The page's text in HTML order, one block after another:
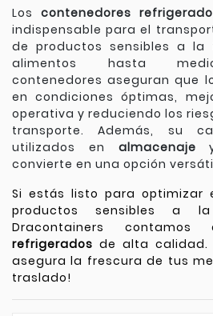
Loscontenedores
indispensable para el
de productos sensibles a la
alimentos hasta
contenedores aseguran que
en condiciones óptimas,
operativa y reduciendo los
transporte. Además, su
utilizados en almacenaje
convierte en una opción
Si estás listo para optimizar
productos sensibles a
Dracontainers
refrigerados de alta calidad.
asegura la frescura de tus
traslado!